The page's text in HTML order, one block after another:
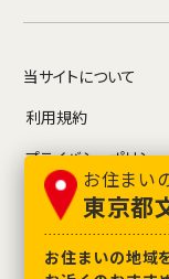
お住まい
東京都
お住まいの地域
当サイトについて
利用規約
プライバシーポリシー
お問い合わせ
情報募集について